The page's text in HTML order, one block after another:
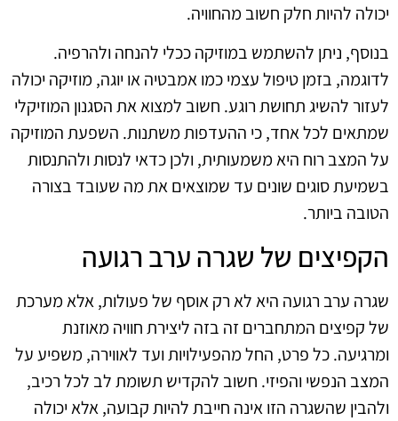
יכולה להיות חלק חשוב מהחוויה.
בנוסף, ניתן להשתמש במוזיקה ככלי להנחה ולהרפיה.
לדוגמה, בזמן טיפול עצמי כמו אמבטיה או יוגה, מוזיקה יכולה
לעזור להשיג תחושת רוגע. חשוב למצוא את הסגנון המוזיקלי
שמתאים לכל אחד, כי ההעדפות משתנות. השפעת המוזיקה
על המצב רוח היא משמעותית, ולכן כדאי לנסות ולהתנסות
בשמיעת סוגים שונים עד שמוצאים את מה שעובד בצורה
הטובה ביותר.
הקפיצים של שגרה ערב רגועה
שגרה ערב רגועה היא לא רק אוסף של פעולות, אלא מערכת
של קפיצים המתחברים זה בזה ליצירת חוויה מאוזנת
ומרגיעה. כל פרט, החל מהפעילויות ועד לאווירה, משפיע על
המצב הנפשי והפיזי. חשוב להקדיש תשומת לב לכל רכיב,
ולהבין שהשגרה הזו אינה חייבת להיות קבועה, אלא יכולה